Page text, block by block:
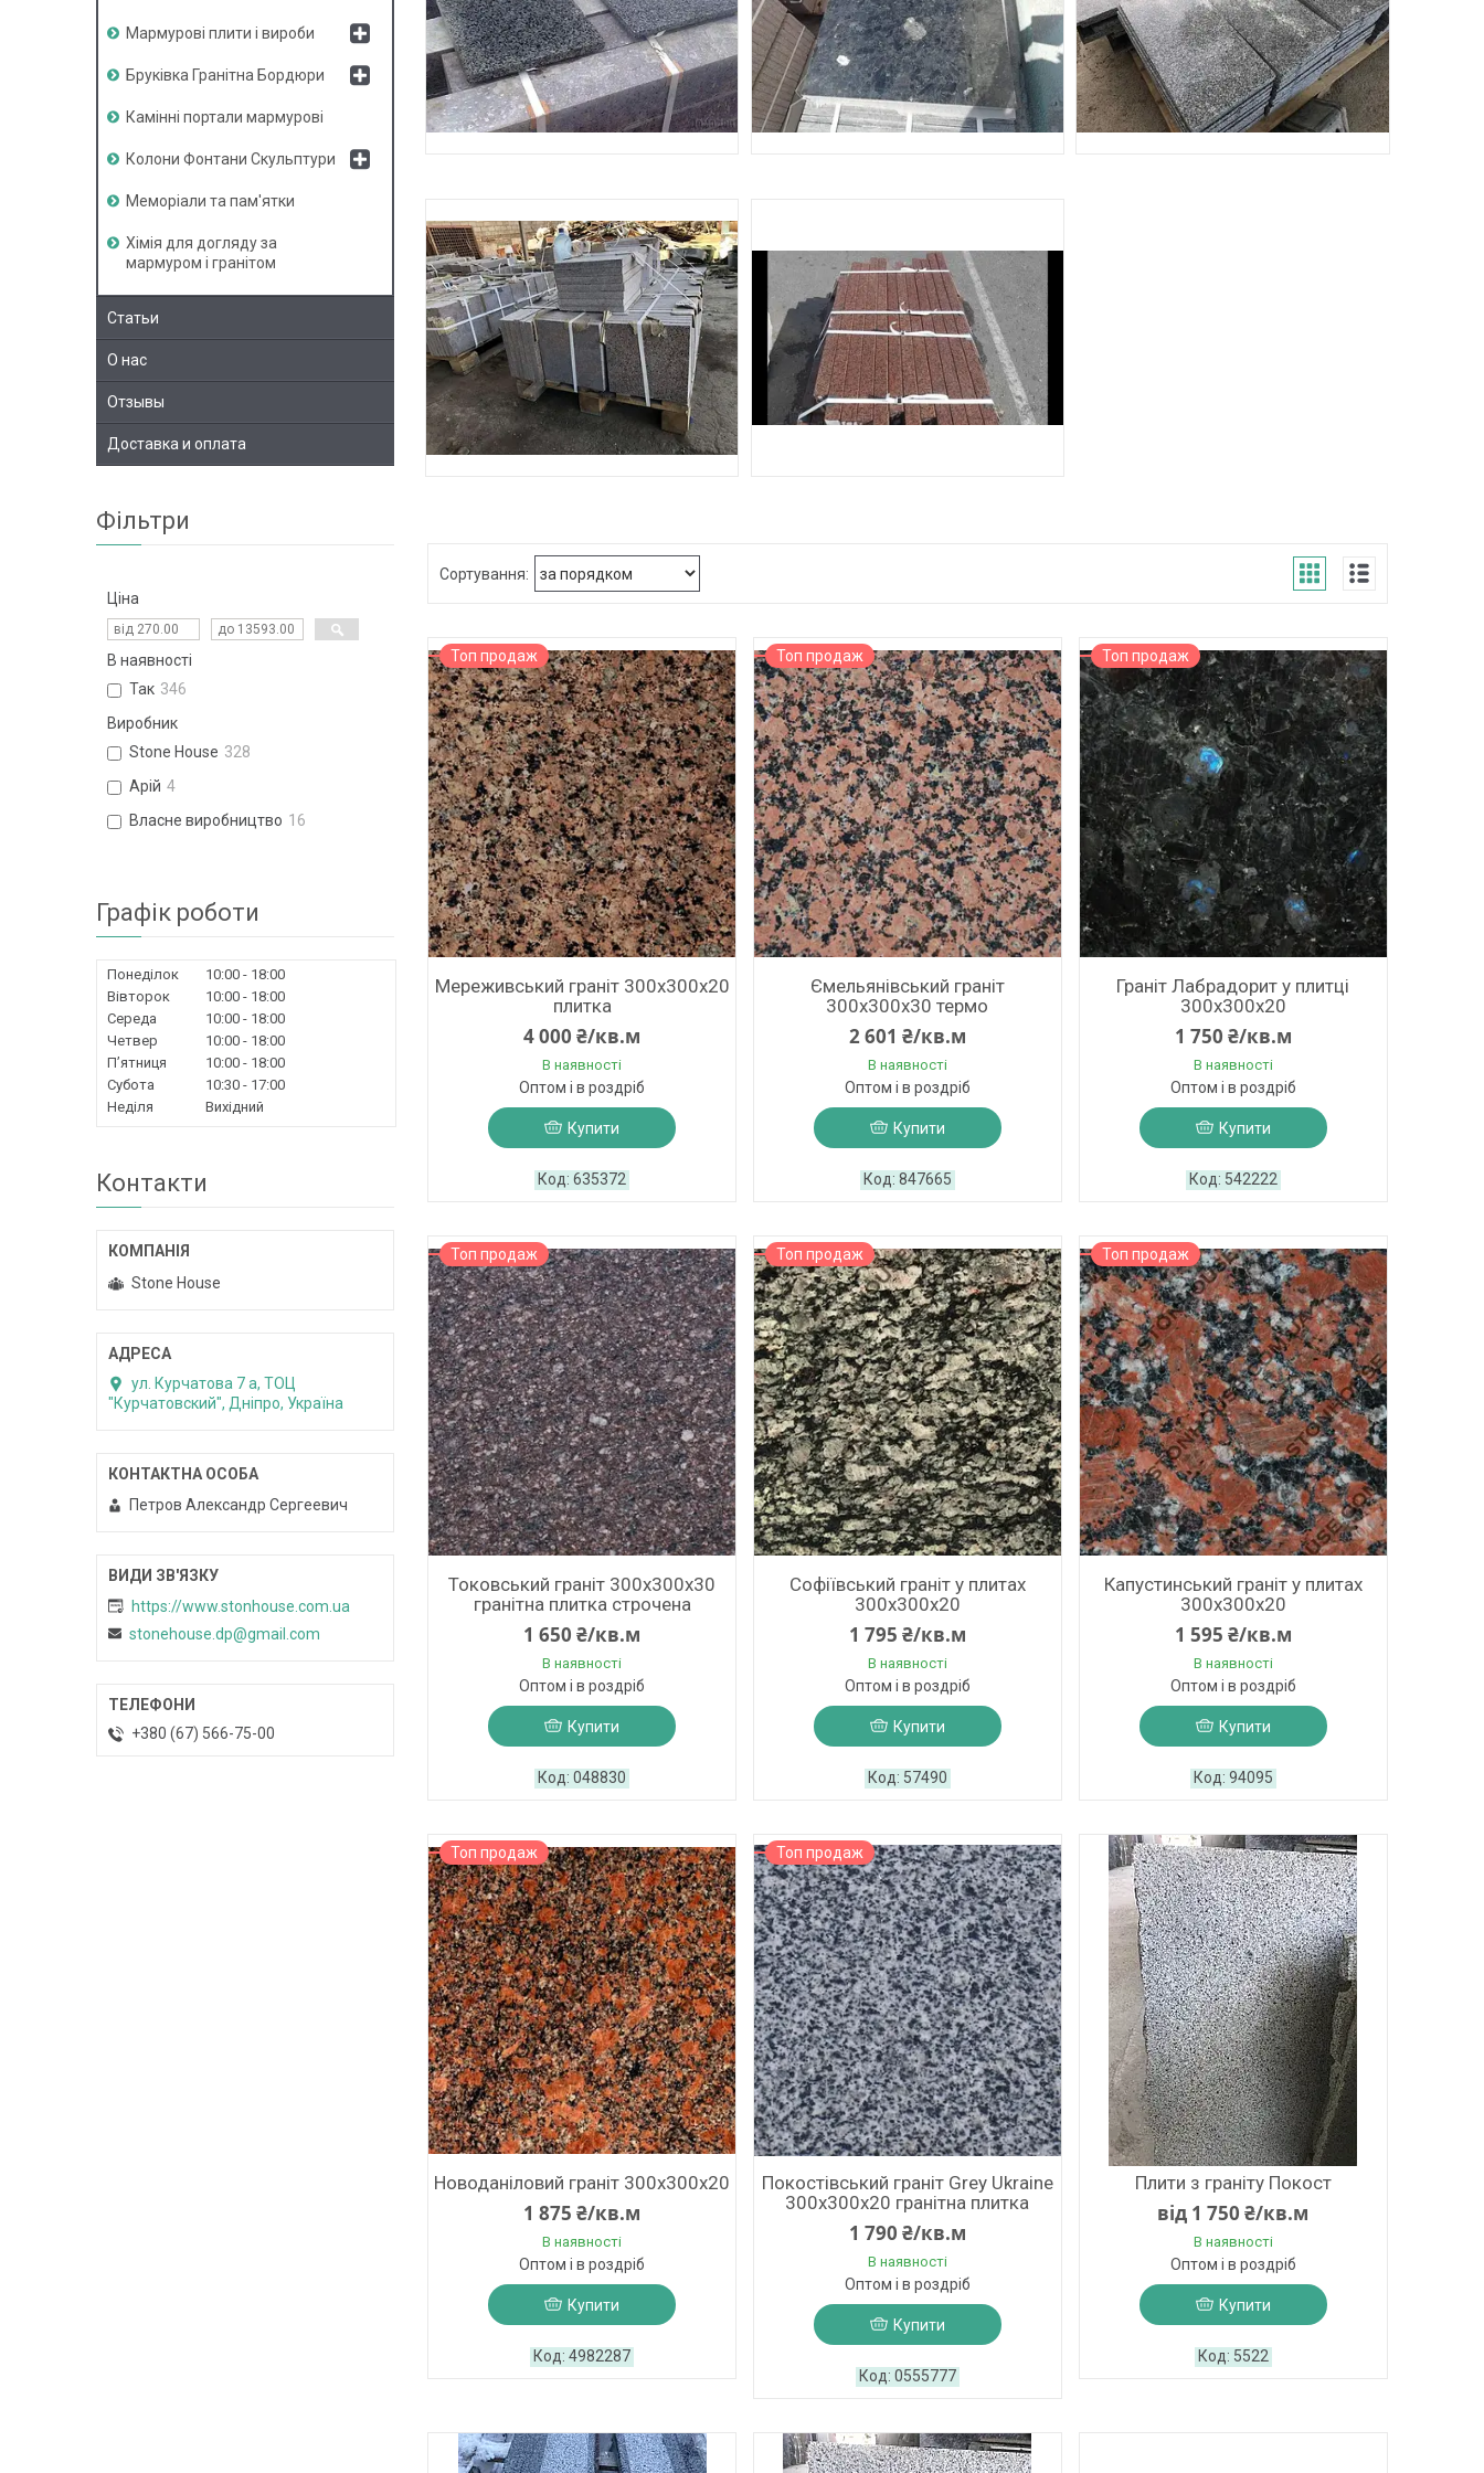
Топ продаж
Мереживський граніт 300х300х20
плитка
4 000 ₴/кв.м
В наявності
Оптом і в роздріб
Купити
635372
Топ продаж
Ємельянівський граніт
300х300х30 термо
2 601 ₴/кв.м
В наявності
Оптом і в роздріб
Купити
847665
Топ продаж
Граніт Лабрадорит у плитці
300х300х20
1 750 ₴/кв.м
В наявності
Оптом і в роздріб
Купити
542222
Топ продаж
Токовський граніт 300х300х30
гранітна плитка строчена
1 650 ₴/кв.м
В наявності
Оптом і в роздріб
Купити
048830
Топ продаж
Софіївський граніт у плитах
300х300х20
1 795 ₴/кв.м
В наявності
Оптом і в роздріб
Купити
57490
Топ продаж
Капустинський граніт у плитах
300х300х20
1 595 ₴/кв.м
В наявності
Оптом і в роздріб
Купити
94095
Топ продаж
Новоданіловий граніт 300х300х20
1 875 ₴/кв.м
В наявності
Оптом і в роздріб
Купити
4982287
Топ продаж
Покостівський граніт Grey Ukraine
300х300х20 гранітна плитка
1 790 ₴/кв.м
В наявності
Оптом і в роздріб
Купити
0555777
Плити з граніту Покост
від 1 750 ₴/кв.м
В наявності
Оптом і в роздріб
Купити
5522
Мармурові плити і вироби
Бруківка Гранітна Бордюри
Камінні портали мармурові
Колони Фонтани Скульптури
Меморіали та пам'ятки
Хімія для догляду за
мармуром і гранітом
Статьи
О нас
Отзывы
Доставка и оплата
Фільтри
Ціна
В наявності
Так 346
Виробник
Stone House 328
Арій 4
Власне виробництво 16
Графік роботи
Понеділок 10:00
18:00
Вівторок
10:00
18:00
Середа
10:00
18:00
Четвер
10:00
18:00
Пʼятниця
10:00
18:00
Субота
10:30
17:00
Неділя
Вихідний
Контакти
Stone House
ул. Курчатова 7 а, ТОЦ
"Курчатовский", Дніпро, Україна
Петров Александр Сергеевич
https://www.stonhouse.com.ua
stonehouse.dp@gmail.com
+380 (67) 566-75-00